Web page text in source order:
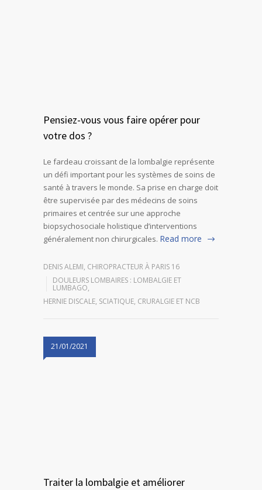
Pensiez-vous vous faire opérer pour
votre dos ?
Le fardeau croissant de la lombalgie représente
un défi important pour les systèmes de soins de
santé à travers le monde. Sa prise en charge doit
être supervisée par des médecins de soins
primaires et centrée sur une approche
biopsychosociale holistique d’interventions
généralement non chirurgicales. Read more
DENIS ALEMI, CHIROPRACTEUR À PARIS 16
DOULEURS LOMBAIRES : LOMBALGIE ET
LUMBAGO,
HERNIE DISCALE, SCIATIQUE, CRURALGIE ET NCB
21/01/2021
Traiter la lombalgie et améliorer